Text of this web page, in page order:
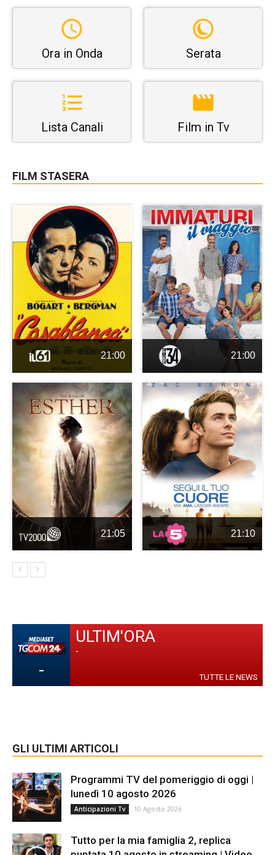
Ora in Onda Serata
Lista Canali Film in Tv
FILM STASERA
21:00 21:00
21:05 21:10
-
ULTIM'ORA
-
TUTTE LE NEWS
GLI ULTIMI ARTICOLI
Programmi TV del pomeriggio di oggi |
lunedì 10 agosto 2026
Anticipazioni Tv 10 Agosto 2026
Tutto per la mia famiglia 2, replica